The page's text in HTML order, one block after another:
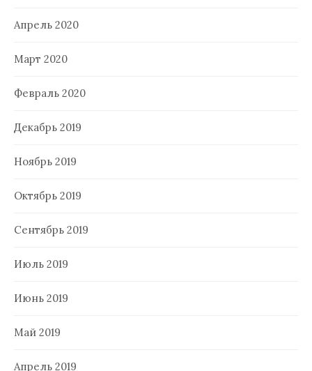
Апрель 2020
Март 2020
Февраль 2020
Декабрь 2019
Ноябрь 2019
Октябрь 2019
Сентябрь 2019
Июль 2019
Июнь 2019
Май 2019
Апрель 2019